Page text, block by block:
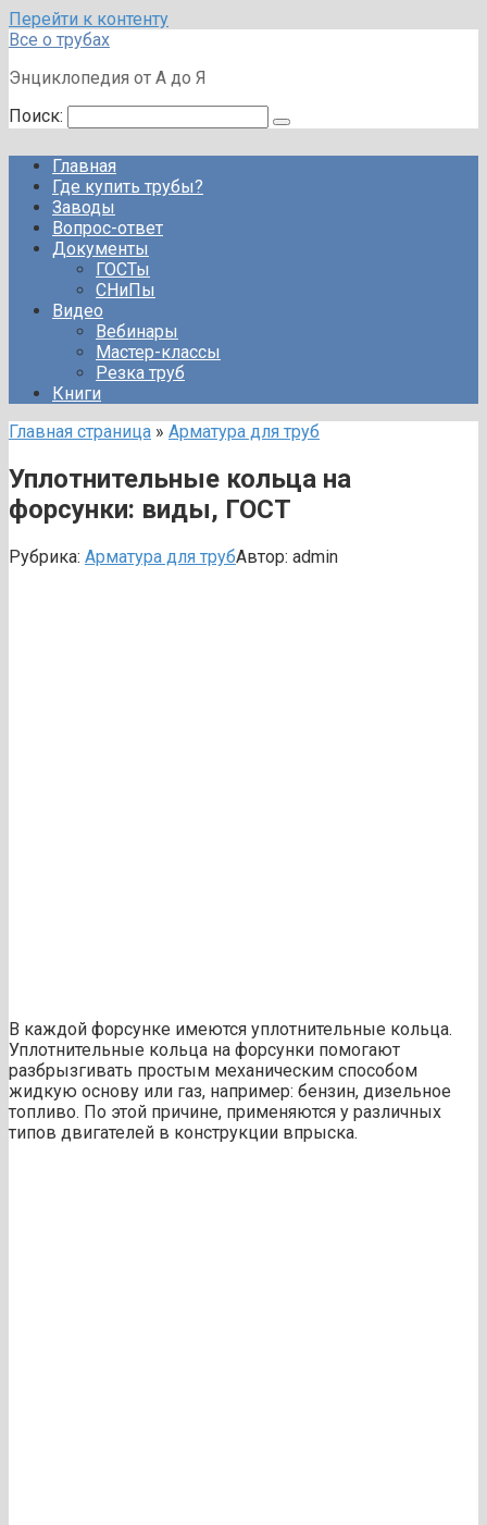
Перейти к контенту
Все о трубах
Энциклопедия от А до Я
Поиск:
Главная
Где купить трубы?
Заводы
Вопрос-ответ
Документы
ГОСТы
СНиПы
Видео
Вебинары
Мастер-классы
Резка труб
Книги
Главная страница » Арматура для труб
Уплотнительные кольца на
форсунки: виды, ГОСТ
Рубрика: Арматура для трубАвтор: admin
В каждой форсунке имеются уплотнительные кольца.
Уплотнительные кольца на форсунки помогают
разбрызгивать простым механическим способом
жидкую основу или газ, например: бензин, дизельное
топливо. По этой причине, применяются у различных
типов двигателей в конструкции впрыска.